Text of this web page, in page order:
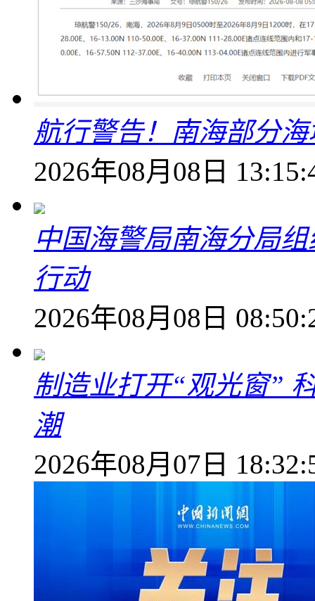
航行警告！南海部分
2026年08月08日
中国海警局南海分局
行动
2026年08月08日
制造业打开“观光窗”
潮
2026年08月07日